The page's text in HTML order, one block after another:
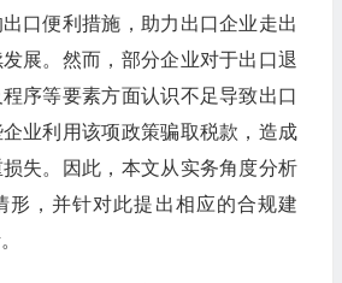
口便利措施，助力出口企业走出
展。然而，部分企业对于出口退
程序等要素方面认识不足导致出口
业利用该项政策骗取税款，造成
失。因此，本文从实务角度分析
形，并针对此提出相应的合规建